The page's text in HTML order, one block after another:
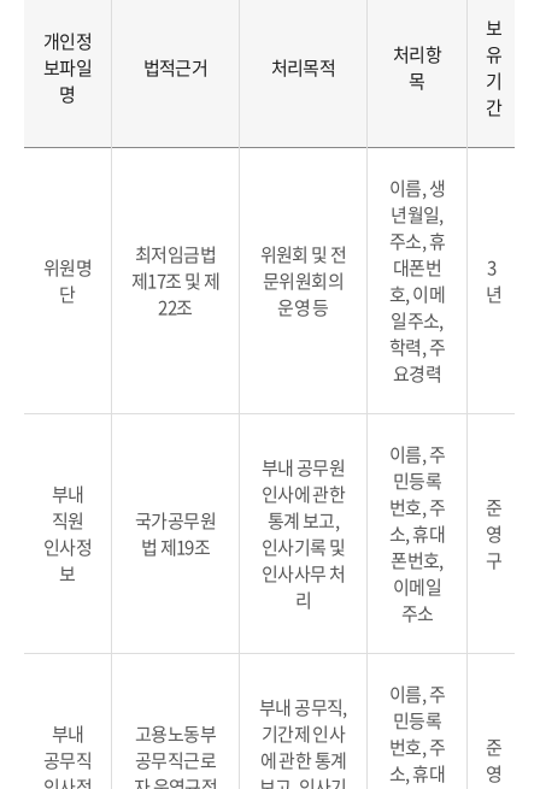
개인정
보파일
명
법적근거 처리목적
처리항
목
보
유
기
간
위원명
단
최저임금법
제17조 및 제
22조
위원회 및 전
문위원회의
운영 등
이름, 생
년월일,
주소, 휴
대폰번
호, 이메
일주소,
학력, 주
요경력
3
년
부내
직원
인사정
보
국가공무원
법 제19조
부내 공무원
인사에 관한
통계 보고,
인사기록 및
인사사무 처
리
이름, 주
민등록
번호, 주
소, 휴대
폰번호,
이메일
주소
준
영
구
부내
공무직
고용노동부
공무직근로
부내 공무직,
기간제 인사
에 관한 통계
이름, 주
민등록
번호, 주
소, 휴대
준
영